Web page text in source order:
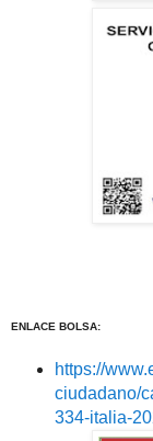
ENLACE BOLSA:
https://
ciudadano/
334-italia-